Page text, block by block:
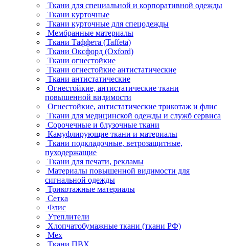
Ткани для специальной и корпоративной одежды
Ткани курточные
Ткани курточные для спецодежды
Мембранные материалы
Ткани Таффета (Taffeta)
Ткани Оксфорд (Oxford)
Ткани огнестойкие
Ткани огнестойкие антистатические
Ткани антистатические
Огнестойкие, антистатические ткани
повышенной видимости
Огнестойкие, антистатические трикотаж и флис
Ткани для медицинской одежды и служб сервиса
Сорочечные и блузочные ткани
Камуфлирующие ткани и материалы
Ткани подкладочные, ветрозащитные,
пуходержащие
Ткани для печати, рекламы
Материалы повышенной видимости для
сигнальной одежды
Трикотажные материалы
Сетка
Флис
Утеплители
Хлопчатобумажные ткани (ткани РФ)
Мех
Ткани ПВХ